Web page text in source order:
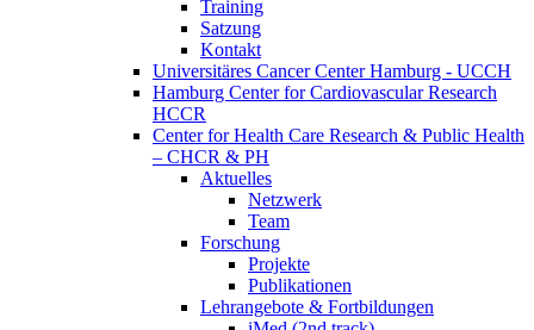
Training
Satzung
Kontakt
Universitäres Cancer Center Hamburg - UCCH
Hamburg Center for Cardiovascular Research
HCCR
Center for Health Care Research & Public Health
– CHCR & PH
Aktuelles
Netzwerk
Team
Forschung
Projekte
Publikationen
Lehrangebote & Fortbildungen